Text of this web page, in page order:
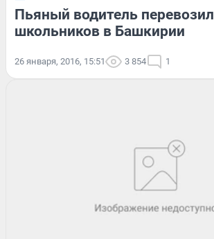
Пьяный водитель перевозил
школьников в Башкирии
26 января, 2016, 15:51 3 854 1